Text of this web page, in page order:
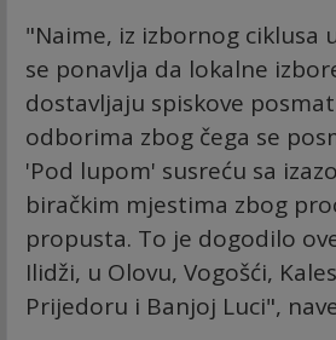
"Naime, iz izbornog ciklusa
se ponavlja da lokalne
dostavljaju spiskove
odborima zbog čega se
'Pod lupom' susreću sa
biračkim mjestima zbog
propusta. To je dogodilo
Ilidži, u Olovu, Vogošći,
Prijedoru i Banjoj Luci",